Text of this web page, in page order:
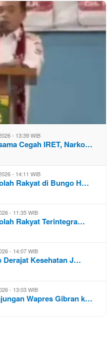
- 13:39 WIB
Cegah IRET, Narko…
- 14:11 WIB
Rakyat di Bungo H…
- 11:35 WIB
Rakyat Terintegra…
- 14:07 WIB
Derajat Kesehatan J…
- 13:03 WIB
Wapres Gibran k…